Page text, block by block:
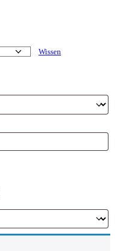
Wissen